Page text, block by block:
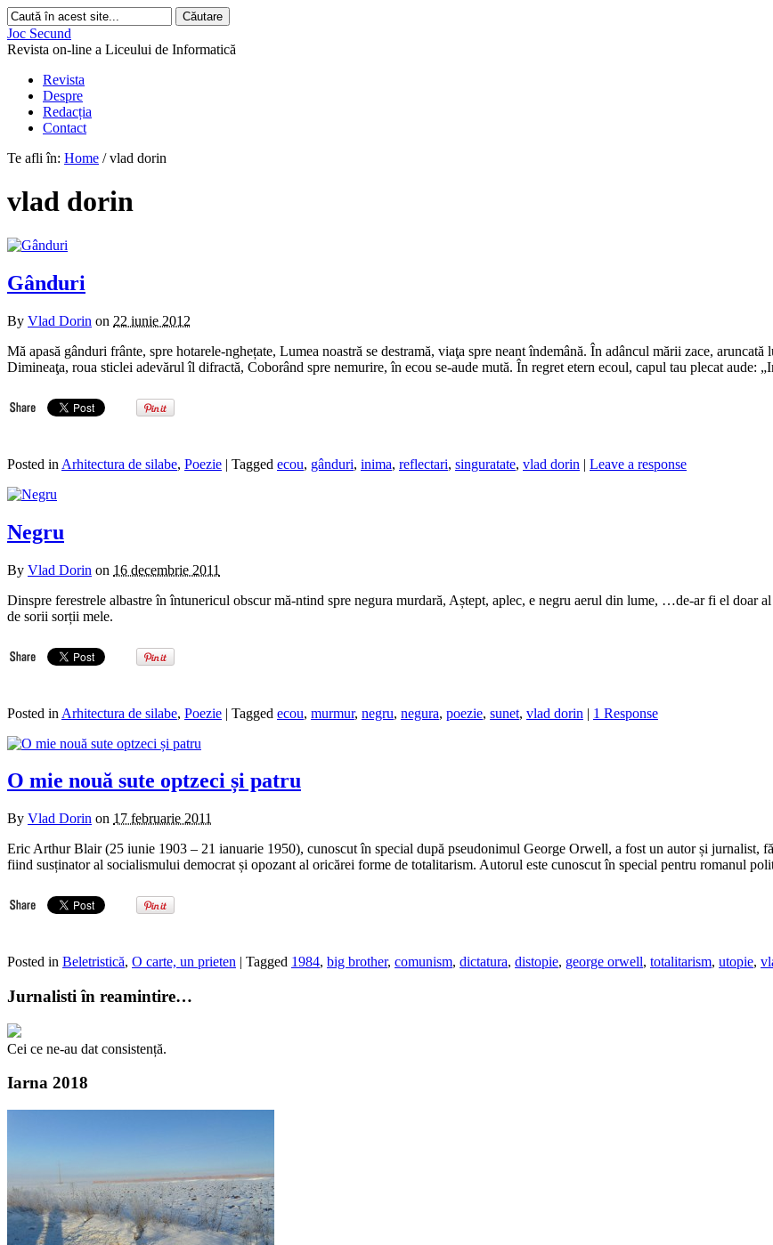
Joc Secund
Revista on-line a Liceului de Informatică
Revista
Despre
Redacția
Contact
Te afli în: Home / vlad dorin
vlad dorin
Gânduri
By Vlad Dorin on 22 iunie 2012
Mă apasă gânduri frânte, spre hotarele-nghețate, Lumea noastră se destramă, viaţa spre neant îndemână. În adâncul mării zace,
Dimineaţa, roua sticlei adevărul îl difractă, Coborând spre nemurire, în ecou se-aude mută. În regret etern ecoul, capul tau plecat aude:
Posted in Arhitectura de silabe, Poezie | Tagged ecou, gânduri, inima, reflectari, singuratate, vlad dorin | Leave a response
Negru
By Vlad Dorin on 16 decembrie 2011
Dinspre ferestrele albastre în întunericul obscur mă-ntind spre negura murdară, Aștept, aplec, e negru aerul din lume, …de-ar fi el
de sorii sorții mele.
Posted in Arhitectura de silabe, Poezie | Tagged ecou, murmur, negru, negura, poezie, sunet, vlad dorin | 1 Response
O mie nouă sute optzeci și patru
By Vlad Dorin on 17 februarie 2011
Eric Arthur Blair (25 iunie 1903 – 21 ianuarie 1950), cunoscut în special după pseudonimul George Orwell, a fost un autor și jurnalist,
fiind susținator al socialismului democrat și opozant al oricărei forme de totalitarism. Autorul este cunoscut în special pentru romanul
Posted in Beletristică, O carte, un prieten | Tagged 1984, big brother, comunism, dictatura, distopie, george orwell, totalitarism, utopie,
Jurnalisti în reamintire…
Cei ce ne-au dat consistență.
Iarna 2018